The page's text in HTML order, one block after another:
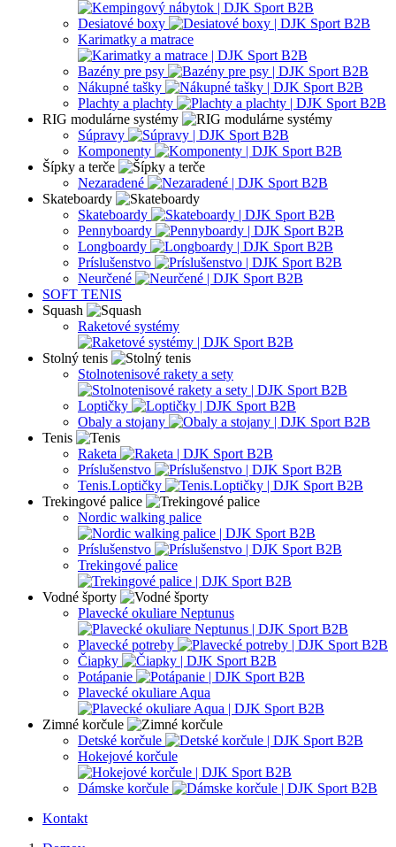
Desiatové boxy
Karimatky a matrace
Bazény pre psy
Nákupné tašky
Plachty a plachty
RIG modulárne systémy
Súpravy
Komponenty
Šípky a terče
Nezaradené
Skateboardy
Skateboardy
Pennyboardy
Longboardy
Príslušenstvo
Neurčené
SOFT TENIS
Squash
Raketové systémy
Stolný tenis
Stolnotenisové rakety a sety
Loptičky
Obaly a stojany
Tenis
Raketa
Príslušenstvo
Tenis.Loptičky
Trekingové palice
Nordic walking palice
Príslušenstvo
Trekingové palice
Vodné športy
Plavecké okuliare Neptunus
Plavecké potreby
Čiapky
Potápanie
Plavecké okuliare Aqua
Zimné korčule
Detské korčule
Hokejové korčule
Dámske korčule
Kontakt